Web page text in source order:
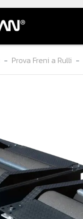
Prova Freni a Rulli